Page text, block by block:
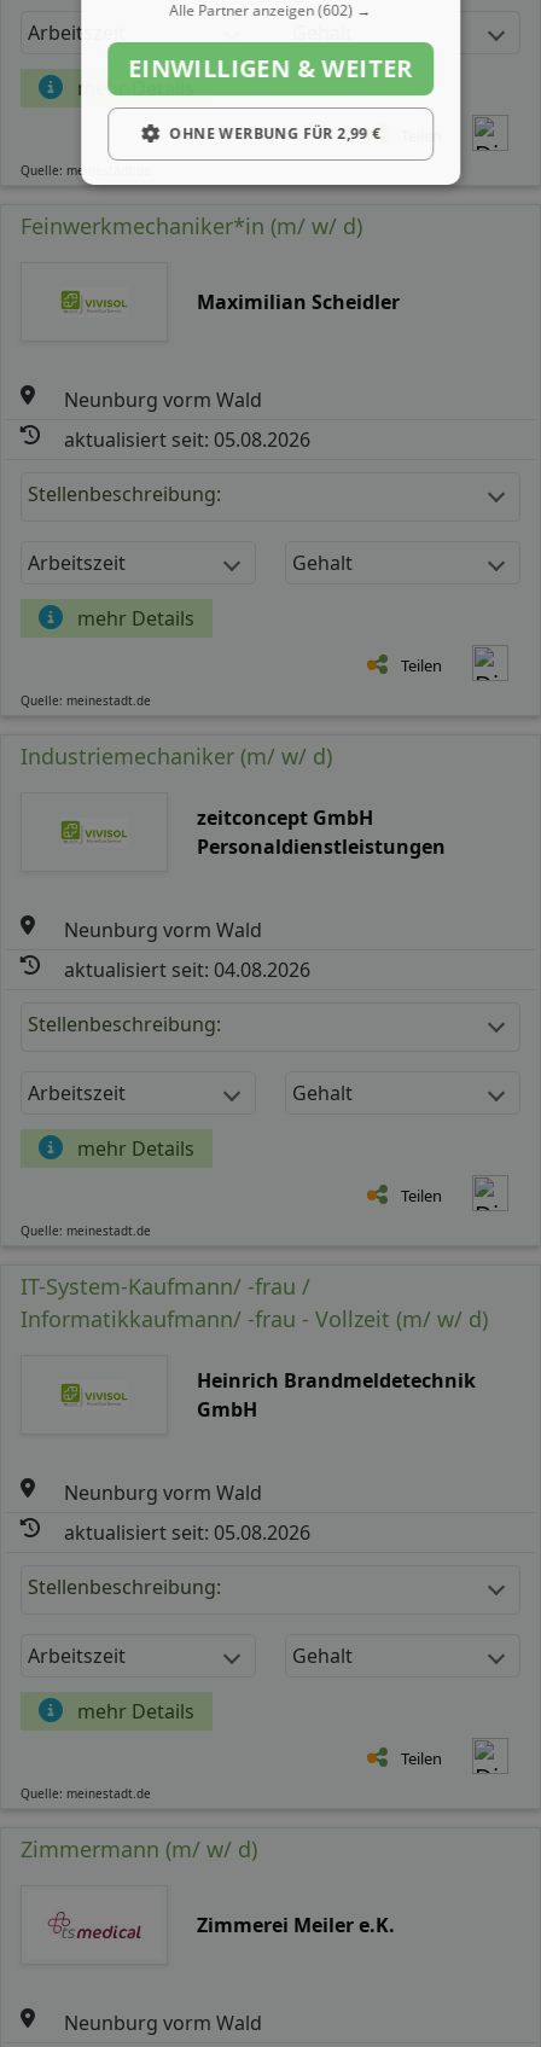
Arbeitszeit
mehr Details
Quelle: meinestadt.de
Feinwerkmechaniker*in (m/ w/ d)
Maximilian Scheidler
Neunburg vorm Wald
aktualisiert seit: 05.08.2026
Stellenbeschreibung:
Arbeitszeit Gehalt
mehr Details
Teilen
Quelle: meinestadt.de
Industriemechaniker (m/ w/ d)
zeitconcept GmbH
Personaldienstleistungen
Neunburg vorm Wald
aktualisiert seit: 04.08.2026
Stellenbeschreibung:
Arbeitszeit Gehalt
mehr Details
Teilen
Quelle: meinestadt.de
IT-System-Kaufmann/ -frau /
Informatikkaufmann/ -frau - Vollzeit (m/ w/ d)
Heinrich Brandmeldetechnik
GmbH
Neunburg vorm Wald
aktualisiert seit: 05.08.2026
Stellenbeschreibung:
Arbeitszeit Gehalt
mehr Details
Teilen
Quelle: meinestadt.de
Zimmermann (m/ w/ d)
Zimmerei Meiler e.K.
Neunburg vorm Wald
Alle Partner anzeigen(602) →
EINWILLIGEN & WEITER
OHNE WERBUNG FÜR 2,99 €